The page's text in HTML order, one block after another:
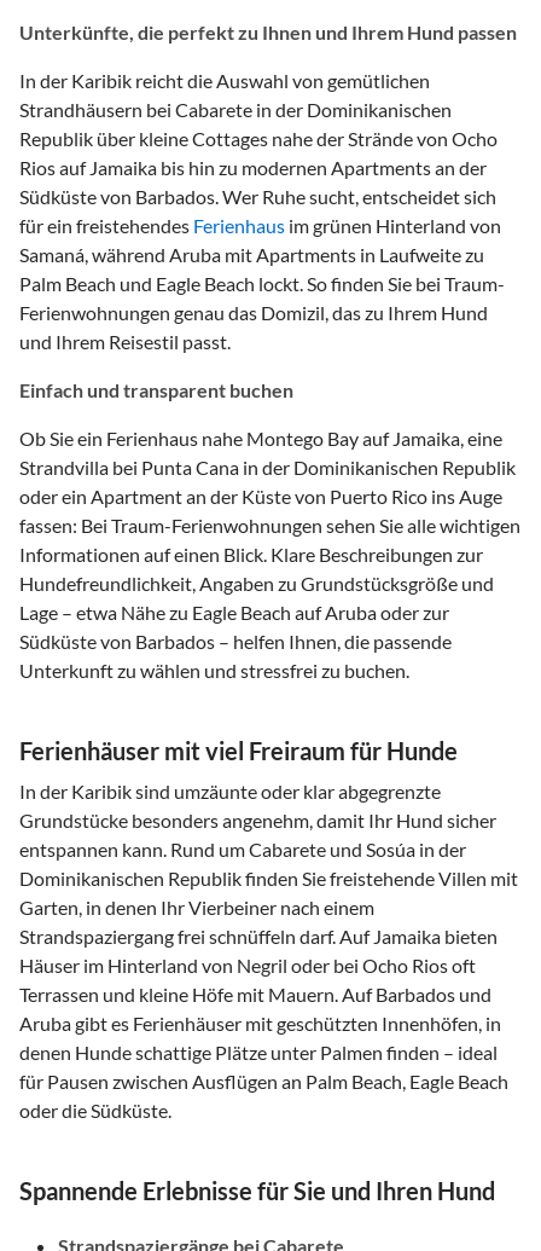
Unterkünfte, die perfekt zu Ihnen und Ihrem Hund passen
In der Karibik reicht die Auswahl von gemütlichen
Strandhäusern bei Cabarete in der Dominikanischen
Republik über kleine Cottages nahe der Strände von Ocho
Rios auf Jamaika bis hin zu modernen Apartments an der
Südküste von Barbados. Wer Ruhe sucht, entscheidet sich
für ein freistehendes Ferienhaus im grünen Hinterland von
Samaná, während Aruba mit Apartments in Laufweite zu
Palm Beach und Eagle Beach lockt. So finden Sie bei Traum-
Ferienwohnungen genau das Domizil, das zu Ihrem Hund
und Ihrem Reisestil passt.
Einfach und transparent buchen
Ob Sie ein Ferienhaus nahe Montego Bay auf Jamaika, eine
Strandvilla bei Punta Cana in der Dominikanischen Republik
oder ein Apartment an der Küste von Puerto Rico ins Auge
fassen: Bei Traum-Ferienwohnungen sehen Sie alle wichtigen
Informationen auf einen Blick. Klare Beschreibungen zur
Hundefreundlichkeit, Angaben zu Grundstücksgröße und
Lage – etwa Nähe zu Eagle Beach auf Aruba oder zur
Südküste von Barbados – helfen Ihnen, die passende
Unterkunft zu wählen und stressfrei zu buchen.
Ferienhäuser mit viel Freiraum für Hunde
In der Karibik sind umzäunte oder klar abgegrenzte
Grundstücke besonders angenehm, damit Ihr Hund sicher
entspannen kann. Rund um Cabarete und Sosúa in der
Dominikanischen Republik finden Sie freistehende Villen mit
Garten, in denen Ihr Vierbeiner nach einem
Strandspaziergang frei schnüffeln darf. Auf Jamaika bieten
Häuser im Hinterland von Negril oder bei Ocho Rios oft
Terrassen und kleine Höfe mit Mauern. Auf Barbados und
Aruba gibt es Ferienhäuser mit geschützten Innenhöfen, in
denen Hunde schattige Plätze unter Palmen finden – ideal
für Pausen zwischen Ausflügen an Palm Beach, Eagle Beach
oder die Südküste.
Spannende Erlebnisse für Sie und Ihren Hund
Strandspaziergänge bei Cabarete